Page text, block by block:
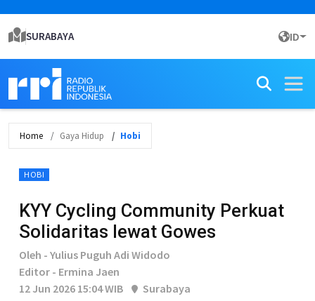
SURABAYA ID
Home Gaya Hidup Hobi
HOBI
KYY Cycling Community Perkuat
Solidaritas lewat Gowes
Oleh - Yulius Puguh Adi Widodo
Editor - Ermina Jaen
12 Jun 2026 15:04 WIB
Surabaya